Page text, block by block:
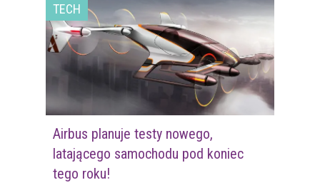
TECH
Airbus planuje testy nowego,
latającego samochodu pod koniec
tego roku!